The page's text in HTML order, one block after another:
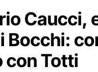
Caucci,
Bocchi:
con Totti